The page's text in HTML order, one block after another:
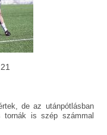
de az utánpótlásban
tornák is szép számmal